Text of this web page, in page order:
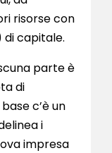
risorse con
di capitale.
parte è
di
c’è un
i
impresa